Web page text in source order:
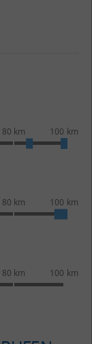
80 km 100 km
80 km 100 km
80 km 100 km